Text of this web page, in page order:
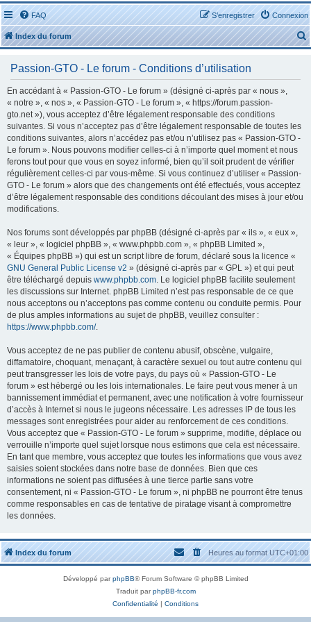
FAQ Connexion
S’enregistrer
Index du forum
e
Passion-GTO - Le forum - Conditions d’utilisation
En accédant à « Passion-GTO - Le forum » (désigné ci-après par « nous »,
« notre », « nos », « Passion-GTO - Le forum », « https://forum.passion-
gto.net »), vous acceptez d’être légalement responsable des conditions
suivantes. Si vous n’acceptez pas d’être légalement responsable de toutes les
conditions suivantes, alors n’accédez pas et/ou n’utilisez pas « Passion-GTO -
Le forum ». Nous pouvons modifier celles-ci à n’importe quel moment et nous
ferons tout pour que vous en soyez informé, bien qu’il soit prudent de vérifier
régulièrement celles-ci par vous-même. Si vous continuez d’utiliser « Passion-
GTO - Le forum » alors que des changements ont été effectués, vous acceptez
d’être légalement responsable des conditions découlant des mises à jour et/ou
modifications.
Nos forums sont développés par phpBB (désigné ci-après par « ils », « eux »,
« leur », « logiciel phpBB », « www.phpbb.com », « phpBB Limited »,
« Équipes phpBB ») qui est un script libre de forum, déclaré sous la licence «
GNU General Public License v2 » (désigné ci-après par « GPL ») et qui peut
être téléchargé depuis www.phpbb.com. Le logiciel phpBB facilite seulement
les discussions sur Internet. phpBB Limited n’est pas responsable de ce que
nous acceptons ou n’acceptons pas comme contenu ou conduite permis. Pour
de plus amples informations au sujet de phpBB, veuillez consulter :
https://www.phpbb.com/.
Vous acceptez de ne pas publier de contenu abusif, obscène, vulgaire,
diffamatoire, choquant, menaçant, à caractère sexuel ou tout autre contenu qui
peut transgresser les lois de votre pays, du pays où « Passion-GTO - Le
forum » est hébergé ou les lois internationales. Le faire peut vous mener à un
bannissement immédiat et permanent, avec une notification à votre fournisseur
d’accès à Internet si nous le jugeons nécessaire. Les adresses IP de tous les
messages sont enregistrées pour aider au renforcement de ces conditions.
Vous acceptez que « Passion-GTO - Le forum » supprime, modifie, déplace ou
verrouille n’importe quel sujet lorsque nous estimons que cela est nécessaire.
En tant que membre, vous acceptez que toutes les informations que vous avez
saisies soient stockées dans notre base de données. Bien que ces
informations ne soient pas diffusées à une tierce partie sans votre
consentement, ni « Passion-GTO - Le forum », ni phpBB ne pourront être tenus
comme responsables en cas de tentative de piratage visant à compromettre
les données.
Index du forum Heures au formatUTC+01:00
Développé parphpBB® Forum Software © phpBB Limited
Traduit parphpBB-fr.com
Confidentialité | Conditions